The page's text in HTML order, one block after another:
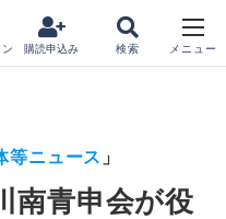
購読申込み
等ニュース 」
南青申会が役